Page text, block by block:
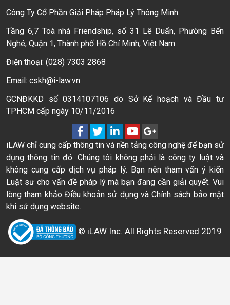
Công Ty Cổ Phần Giải Pháp Pháp Lý Thông Minh
Tầng 6,7 Toà nhà Friendship, số 31 Lê Duẩn, Phường Bến
Nghé, Quận 1, Thành phố Hồ Chí Minh, Việt Nam
Điện thoại: (028) 7303 2868
Email: cskh@i-law.vn
GCNĐKKD số 0314107106 do Sở Kế hoạch và Đầu tư
TPHCM cấp ngày 10/11/2016
iLAW chỉ cung cấp thông tin và nền tảng công nghệ để bạn sử
dụng thông tin đó. Chúng tôi không phải là công ty luật và
không cung cấp dịch vụ pháp lý. Bạn nên tham vấn ý kiến
Luật sư cho vấn đề pháp lý mà bạn đang cần giải quyết. Vui
lòng tham khảo Điều khoản sử dụng và Chính sách bảo mật
khi sử dụng website.
© iLAW Inc. All Rights Reserved 2019